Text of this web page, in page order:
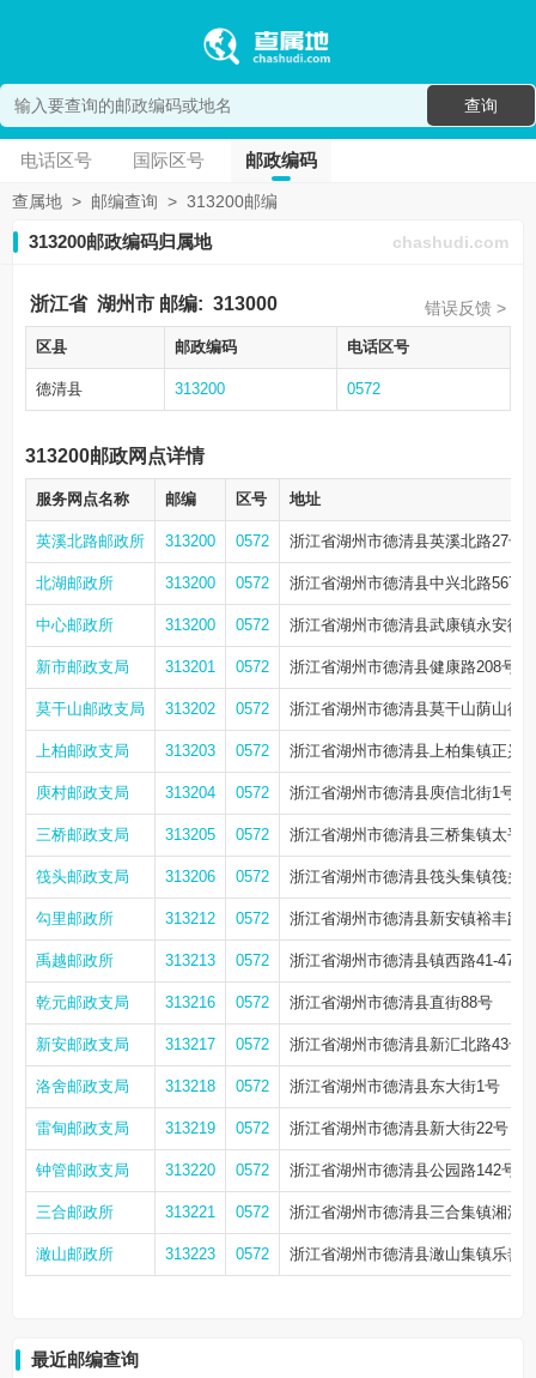
查询
电话区号 国际区号 邮政编码
查属地 > 邮编查询 > 313200邮编
313200邮政编码归属地 chashudi.com
浙江省 湖州市 邮编: 313000 错误反馈 >
区县 邮政编码 电话区号
德清县 313200 0572
313200邮政网点详情
服务网点名称 邮编 区号 地址
英溪北路邮政所 313200 0572 浙江省湖州市德清县英溪北路27号
北湖邮政所 313200 0572 浙江省湖州市德清县中兴北路567号
中心邮政所 313200 0572 浙江省湖州市德清县武康镇永安街
新市邮政支局 313201 0572 浙江省湖州市德清县健康路208号
莫干山邮政支局 313202 0572 浙江省湖州市德清县莫干山荫山街
上柏邮政支局 313203 0572 浙江省湖州市德清县上柏集镇正兴
庾村邮政支局 313204 0572 浙江省湖州市德清县庾信北街1号
三桥邮政支局 313205 0572 浙江省湖州市德清县三桥集镇太平
筏头邮政支局 313206 0572 浙江省湖州市德清县筏头集镇筏头
勾里邮政所 313212 0572 浙江省湖州市德清县新安镇裕丰路
禹越邮政所 313213 0572 浙江省湖州市德清县镇西路41-47号
乾元邮政支局 313216 0572 浙江省湖州市德清县直街88号
新安邮政支局 313217 0572 浙江省湖州市德清县新汇北路43号
洛舍邮政支局 313218 0572 浙江省湖州市德清县东大街1号
雷甸邮政支局 313219 0572 浙江省湖州市德清县新大街22号
钟管邮政支局 313220 0572 浙江省湖州市德清县公园路142号
三合邮政所 313221 0572 浙江省湖州市德清县三合集镇湘溪
澉山邮政所 313223 0572 浙江省湖州市德清县澉山集镇乐善
最近邮编查询